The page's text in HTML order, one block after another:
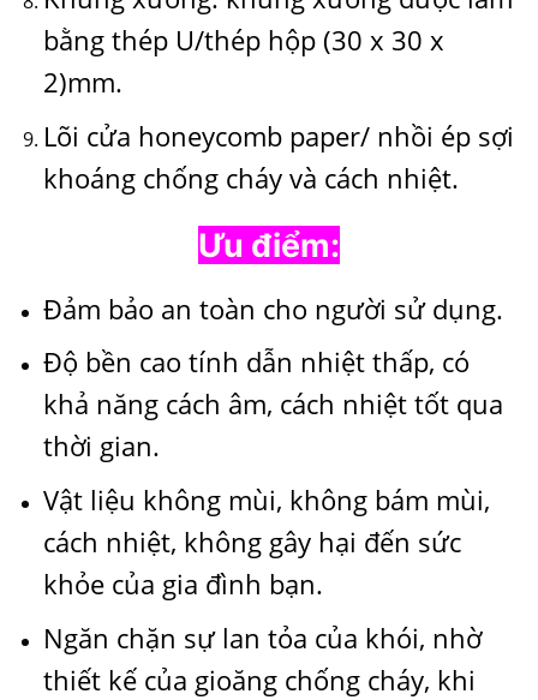
bằng thép U/thép hộp (30 x 30 x
2)mm.
Lõi cửa honeycomb paper/ nhồi ép sợi
khoáng chống cháy và cách nhiệt.
Ưu điểm:
Đảm bảo an toàn cho người sử dụng.
Độ bền cao tính dẫn nhiệt thấp, có
khả năng cách âm, cách nhiệt tốt qua
thời gian.
Vật liệu không mùi, không bám mùi,
cách nhiệt, không gây hại đến sức
khỏe của gia đình bạn.
Ngăn chặn sự lan tỏa của khói, nhờ
thiết kế của gioăng chống cháy, khi